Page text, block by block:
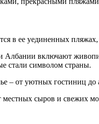
в ее уединенных
Албании включают
стали символом страны.
– от уютных гостиниц
местных сыров и свежих